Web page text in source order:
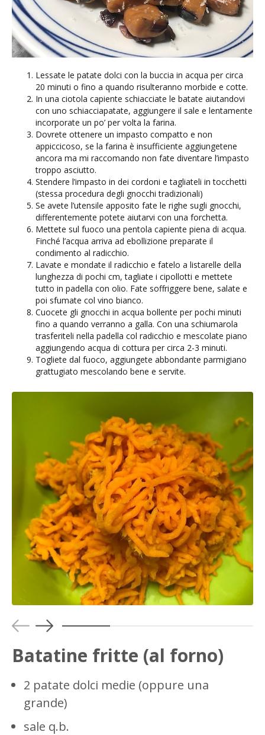
Lessate le patate dolci con la buccia in acqua per circa
20 minuti o fino a quando risulteranno morbide e cotte.
In una ciotola capiente schiacciate le batate aiutandovi
con uno schiacciapatate, aggiungere il sale e lentamente
incorporate un po’ per volta la farina.
Dovrete ottenere un impasto compatto e non
appiccicoso, se la farina è insufficiente aggiungetene
ancora ma mi raccomando non fate diventare l’impasto
troppo asciutto.
Stendere l’impasto in dei cordoni e tagliateli in tocchetti
(stessa procedura degli gnocchi tradizionali)
Se avete l’utensile apposito fate le righe sugli gnocchi,
differentemente potete aiutarvi con una forchetta.
Mettete sul fuoco una pentola capiente piena di acqua.
Finché l’acqua arriva ad ebollizione preparate il
condimento al radicchio.
Lavate e mondate il radicchio e fatelo a listarelle della
lunghezza di pochi cm, tagliate i cipollotti e mettete
tutto in padella con olio. Fate soffriggere bene, salate e
poi sfumate col vino bianco.
Cuocete gli gnocchi in acqua bollente per pochi minuti
fino a quando verranno a galla. Con una schiumarola
trasferiteli nella padella col radicchio e mescolate piano
aggiungendo acqua di cottura per circa 2-3 minuti.
Togliete dal fuoco, aggiungete abbondante parmigiano
grattugiato mescolando bene e servite.
Batatine fritte (al forno)
2 patate dolci medie (oppure una
grande)
sale q.b.